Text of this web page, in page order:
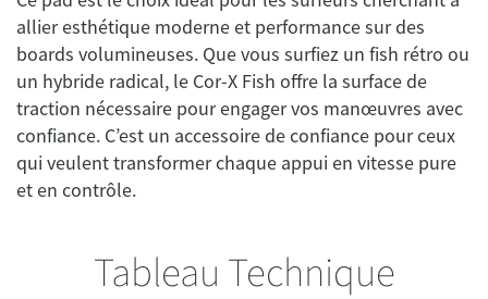
allier esthétique moderne et performance sur des
boards volumineuses. Que vous surfiez un fish rétro ou
un hybride radical, le Cor-X Fish offre la surface de
traction nécessaire pour engager vos manœuvres avec
confiance. C’est un accessoire de confiance pour ceux
qui veulent transformer chaque appui en vitesse pure
et en contrôle.
Tableau Technique